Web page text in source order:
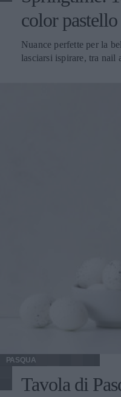
color pastello
Nuance perfette per la
lasciarsi ispirare, tra nail
PASQUA
Tavola di